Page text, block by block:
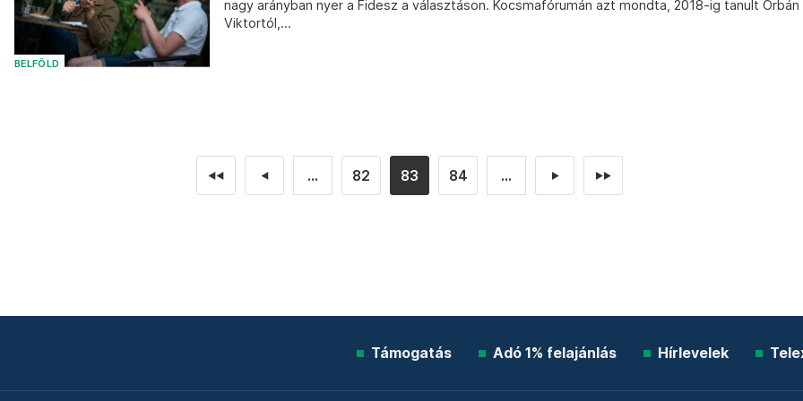
BELFÖLD
nagy arányban nyer a Fidesz a választáson. Kocsmafórumán azt mondta, 2018-ig tanult Orbán
Viktortól,...
◄◄ ◄ ... 82 83 84 ... ► ►►
Támogatás Adó 1% felajánlás Hírlevelek